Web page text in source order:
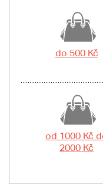
do 500 Kč
od 1000 Kč
2000 Kč